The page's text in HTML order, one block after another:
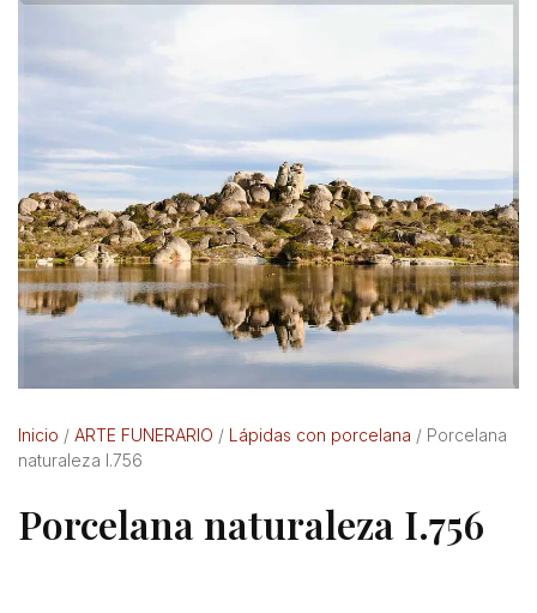
Inicio / ARTE FUNERARIO / Lápidas con porcelana / Porcelana
naturaleza I.756
Porcelana naturaleza I.756